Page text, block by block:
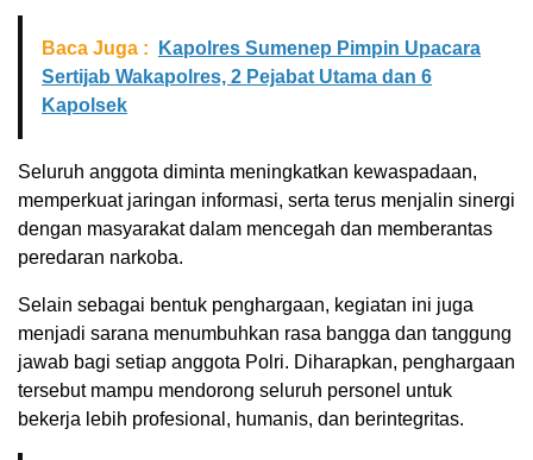
Baca Juga :
Kapolres Sumenep Pimpin Upacara
Sertijab Wakapolres, 2 Pejabat Utama dan 6
Kapolsek
Seluruh anggota diminta meningkatkan kewaspadaan,
memperkuat jaringan informasi, serta terus menjalin sinergi
dengan masyarakat dalam mencegah dan memberantas
peredaran narkoba.
Selain sebagai bentuk penghargaan, kegiatan ini juga
menjadi sarana menumbuhkan rasa bangga dan tanggung
jawab bagi setiap anggota Polri. Diharapkan, penghargaan
tersebut mampu mendorong seluruh personel untuk
bekerja lebih profesional, humanis, dan berintegritas.